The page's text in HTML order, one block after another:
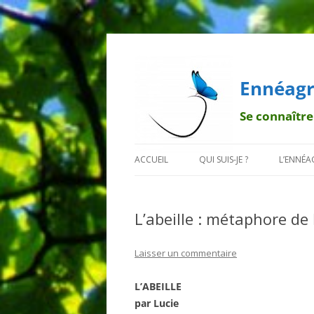
Se
ACCUEIL QUI SUIS-JE ?
POURQUOI UN PAPILLON ?
LA
L’abeille : métaphore de
Laisser un commentaire
L’ABEILLE
par Lucie